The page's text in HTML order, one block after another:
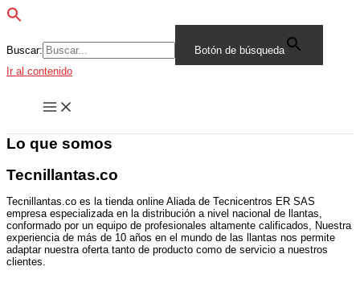
Buscar:
Botón de búsqueda
Ir al contenido
Lo que somos
Tecnillantas.co
Tecnillantas.co es la tienda online Aliada de Tecnicentros ER SAS
empresa especializada en la distribución a nivel nacional de llantas,
conformado por un equipo de profesionales altamente calificados, Nuestra
experiencia de más de 10 años en el mundo de las llantas nos permite
adaptar nuestra oferta tanto de producto como de servicio a nuestros
clientes.